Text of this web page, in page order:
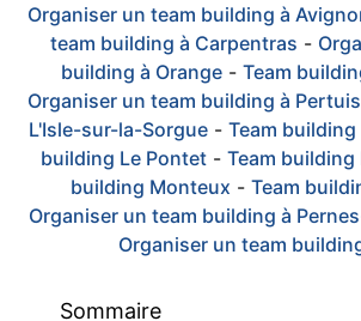
Organiser un team building à
team building à Carpentras -
building à Orange - Team
Organiser un team building à Pertuis
L'Isle-sur-la-Sorgue - Team building
building Le Pontet- Team building
building Monteux - Team
Organiser un team building à
Organiser un team
Sommaire